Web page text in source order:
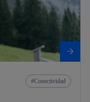
Conectividad